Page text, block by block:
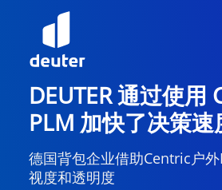
DEUTER 通过使用
PLM 加快了决策速
德国背包企业借助Centric户
视度和透明度